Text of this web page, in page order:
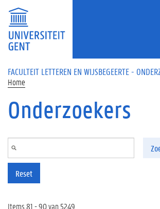
Overslaan en naar de inhoud gaan
FACULTEIT LETTEREN EN WIJSBEGEERTE -
Home
Onderzoekers
Reset
Items 81 - 90 van 5249